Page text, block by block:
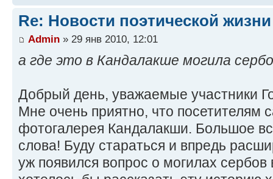
Re: Новости поэтической жизни
Admin » 29 янв 2010, 12:01
а где это в Кандалакше могила
Добрый день, уважаемые участники
Мне очень приятно, что посетителям
фотогалерея Кандалакши. Большое
слова! Буду стараться и впредь
уж появился вопрос о могилах